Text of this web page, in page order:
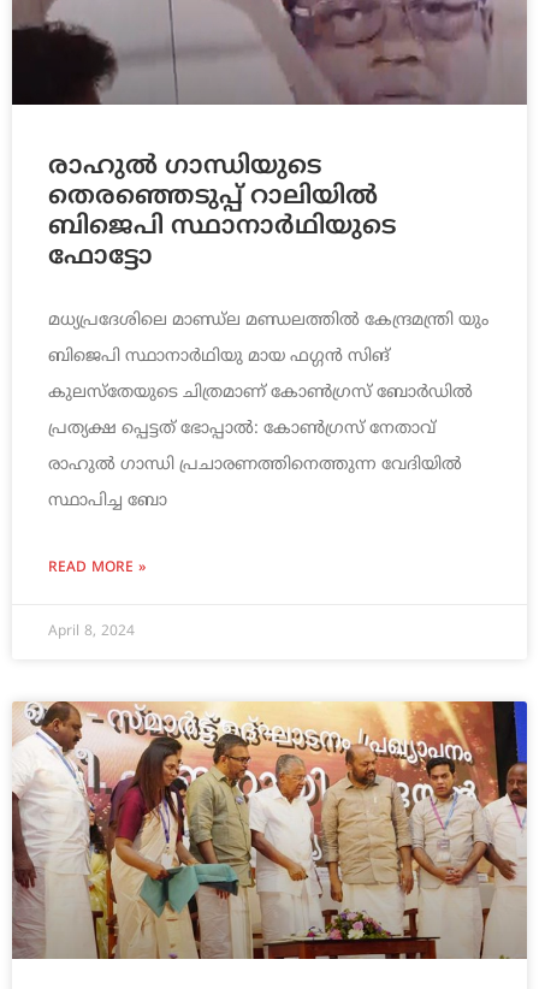
രാഹുല്‍ ഗാന്ധിയുടെ
തെരഞ്ഞെടുപ്പ് റാലിയില്‍
ബിജെപി സ്ഥാനാര്‍ഥിയുടെ
ഫോട്ടോ
മധ്യപ്രദേശിലെ മാണ്ഡ്ല മണ്ഡലത്തില്‍ കേന്ദ്രമന്ത്രി യും
ബിജെപി സ്ഥാനാര്‍ഥിയു മായ ഫഗ്ഗന്‍ സിങ്
കുലസ്തേയുടെ ചിത്രമാണ് കോണ്‍ഗ്രസ് ബോര്‍ഡില്‍
പ്രത്യക്ഷ പ്പെട്ടത് ഭോപ്പാല്‍: കോണ്‍ഗ്രസ് നേതാവ്
രാഹുല്‍ ഗാന്ധി പ്രചാരണത്തിനെത്തുന്ന വേദിയില്‍
സ്ഥാപിച്ച ബോ
READ MORE »
April 8, 2024